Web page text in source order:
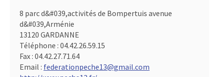
8 parc d&#039,activités de Bompertuis avenue
d&#039,Arménie
13120 GARDANNE
Téléphone : 04.42.26.59.15
Fax : 04.42.27.71.64
Email : federationpeche13@gmail.com